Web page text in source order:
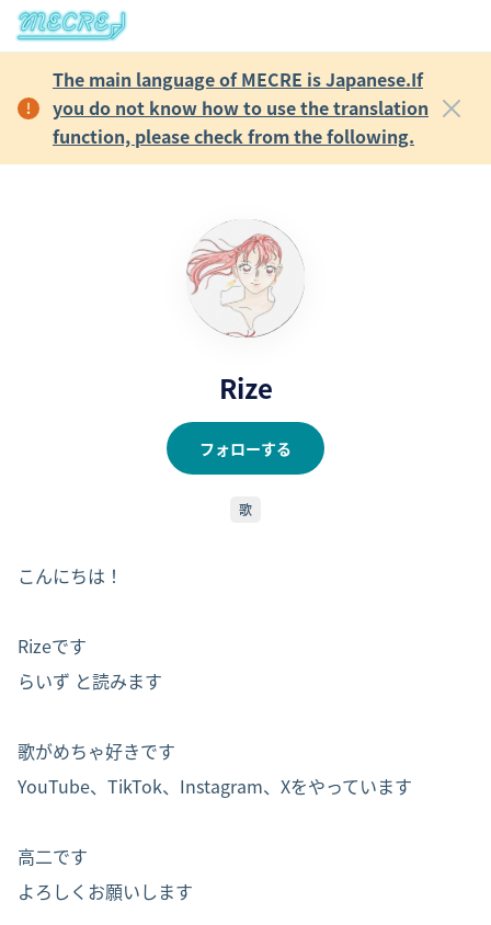
The main language of MECRE is Japanese.If
you do not know how to use the translation
function, please check from the following.
Rize
フォローする
歌
こんにちは！
Rizeです
らいず と読みます
歌がめちゃ好きです
YouTube、TikTok、Instagram、Xをやっています
高二です
よろしくお願いします